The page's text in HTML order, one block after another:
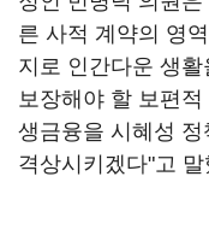
른 사적 계약의 영
지로 인간다운 생
보장해야 할 보편
생금융을 시혜성
격상시키겠다"고